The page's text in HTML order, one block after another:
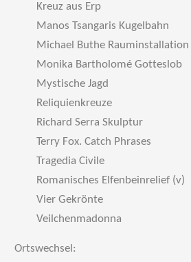
Kreuz aus Erp
Manos Tsangaris Kugelbahn
Michael Buthe Rauminstallation
Monika Bartholomé Gotteslob
Mystische Jagd
Reliquienkreuze
Richard Serra Skulptur
Terry Fox. Catch Phrases
Tragedia Civile
Romanisches Elfenbeinrelief (v)
Vier Gekrönte
Veilchenmadonna
Ortswechsel: